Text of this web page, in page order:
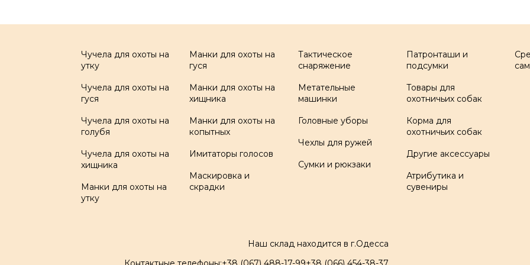
Чучела для охоты на
утку
Чучела для охоты на
гуся
Чучела для охоты на
голубя
Чучела для охоты на
хищника
Манки для охоты на
утку
Манки для охоты на
гуся
Манки для охоты на
хищника
Манки для охоты на
копытных
Имитаторы голосов
Маскировка и
скрадки
Тактическое
снаряжение
Метательные
машинки
Головные уборы
Чехлы для ружей
Сумки и рюкзаки
Патронташи и
подсумки
Товары для
охотничьих собак
Корма для
охотничьих собак
Другие аксессуары
Атрибутика и
сувениры
Наш склад находится в г.Одесса